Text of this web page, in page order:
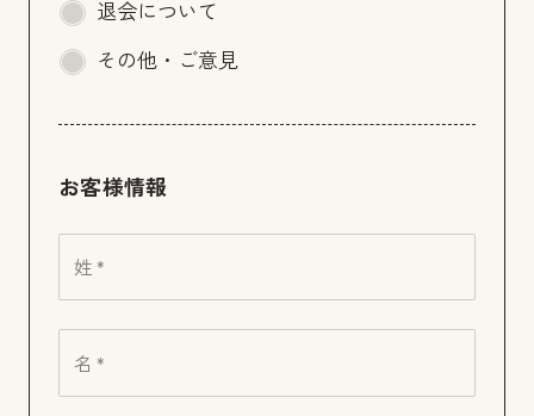
退会について
その他・ご意見
お客様情報
姓 *
名 *